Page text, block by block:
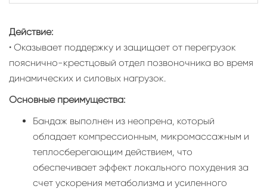
Действие:
• Оказывает поддержку и защищает от перегрузок
пояснично-крестцовый отдел позвоночника во время
динамических и силовых нагрузок.
Основные преимущества:
Бандаж выполнен из неопрена, который
обладает компрессионным, микромассажным и
теплосберегающим действием, что
обеспечивает эффект локального похудения за
счет ускорения метаболизма и усиленного